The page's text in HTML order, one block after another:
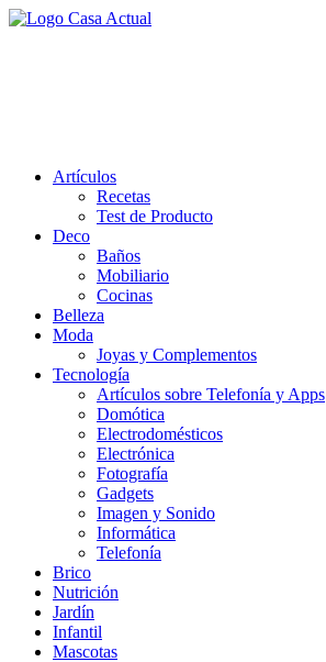
Saltar
Artículos
Recetas
Test de Producto
Deco
Baños
Mobiliario
Cocinas
Belleza
Moda
Joyas y Complementos
Tecnología
Artículos sobre Telefonía y Apps
Domótica
Electrodomésticos
Electrónica
Fotografía
Gadgets
Imagen y Sonido
Informática
Telefonía
Brico
Nutrición
Jardín
Infantil
Mascotas